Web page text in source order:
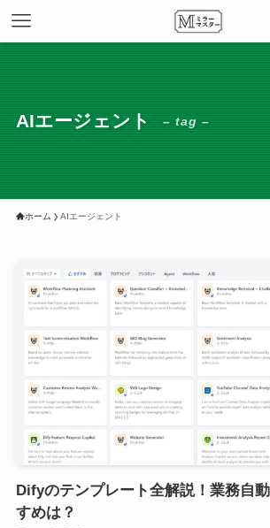
AIエージェント – tag –
ホーム AIエージェント
Difyのテンプレート全解説！業務自
すめは？